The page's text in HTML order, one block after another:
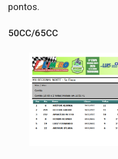
pontos.
50CC/65CC